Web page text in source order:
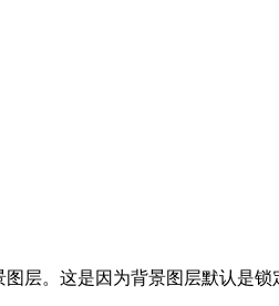
。这是因为背景图层默认是